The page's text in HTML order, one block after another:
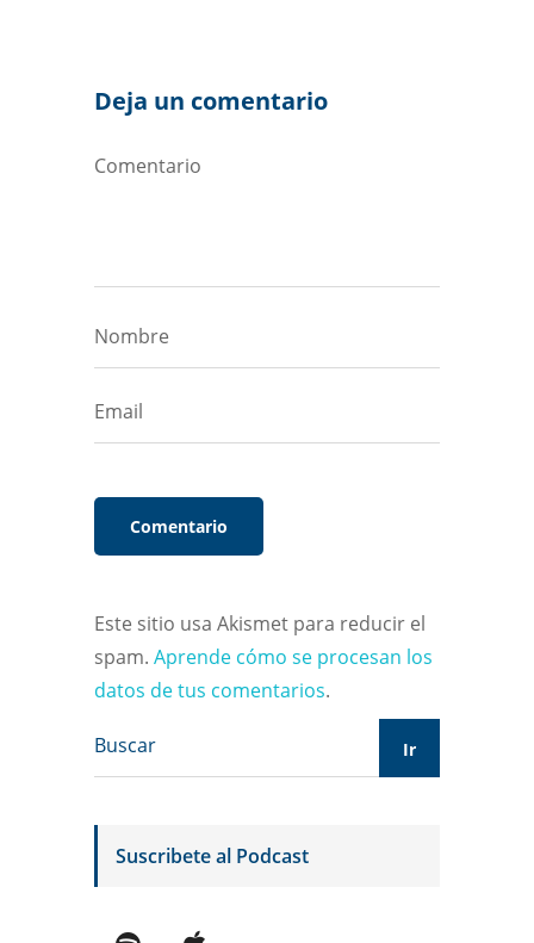
Deja un comentario
Este sitio usa Akismet para reducir el
spam. Aprende cómo se procesan los
datos de tus comentarios.
Suscribete al Podcast